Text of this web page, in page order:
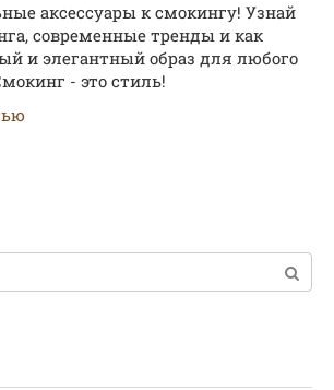
аксессуары к смокингу! Узнай
современные тренды и как
и элегантный образ для любого
- это стиль!